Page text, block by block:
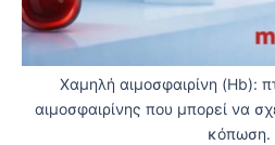
Χαμηλή αιμοσφαιρίνη (Hb):
αιμοσφαιρίνης που μπορεί να
κόπωση.